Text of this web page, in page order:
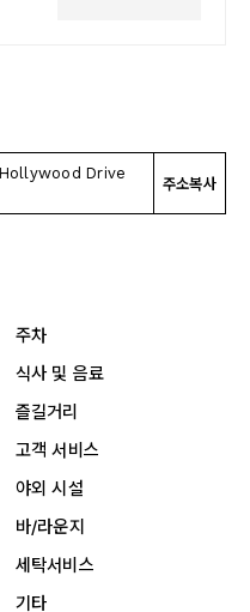
Drive
주소복사
주차
식사 및 음료
즐길거리
고객 서비스
야외 시설
바/라운지
세탁서비스
기타